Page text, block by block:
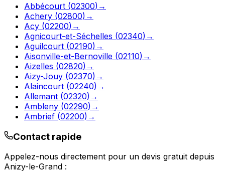
Abbécourt (02300) →
Achery (02800) →
Acy (02200) →
Agnicourt-et-Séchelles (02340) →
Aguilcourt (02190) →
Aisonville-et-Bernoville (02110) →
Aizelles (02820) →
Aizy-Jouy (02370) →
Alaincourt (02240) →
Allemant (02320) →
Ambleny (02290) →
Ambrief (02200) →
Contact rapide
Appelez-nous directement pour un devis gratuit depuis
Anizy-le-Grand :